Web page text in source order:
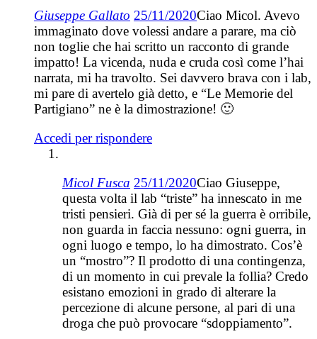
Giuseppe Gallato 25/11/2020Ciao Micol. Avevo
immaginato dove volessi andare a parare, ma ciò
non toglie che hai scritto un racconto di grande
impatto! La vicenda, nuda e cruda così come l’hai
narrata, mi ha travolto. Sei davvero brava con i lab,
mi pare di avertelo già detto, e “Le Memorie del
Partigiano” ne è la dimostrazione! 🙂
Accedi per rispondere
Micol Fusca 25/11/2020Ciao Giuseppe,
questa volta il lab “triste” ha innescato in me
tristi pensieri. Già di per sé la guerra è orribile,
non guarda in faccia nessuno: ogni guerra, in
ogni luogo e tempo, lo ha dimostrato. Cos’è
un “mostro”? Il prodotto di una contingenza,
di un momento in cui prevale la follia? Credo
esistano emozioni in grado di alterare la
percezione di alcune persone, al pari di una
droga che può provocare “sdoppiamento”.